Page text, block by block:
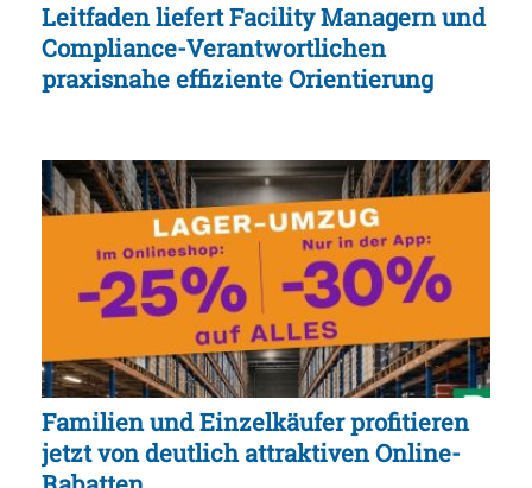
Leitfaden liefert Facility Managern und
Compliance-Verantwortlichen
praxisnahe effiziente Orientierung
Familien und Einzelkäufer profitieren
jetzt von deutlich attraktiven Online-